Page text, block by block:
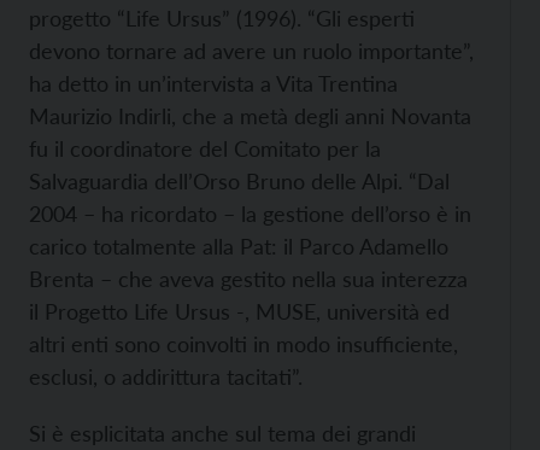
progetto “Life Ursus” (1996). “Gli esperti
devono tornare ad avere un ruolo importante”,
ha detto in un’intervista a Vita Trentina
Maurizio Indirli, che a metà degli anni Novanta
fu il coordinatore del Comitato per la
Salvaguardia dell’Orso Bruno delle Alpi. “Dal
2004 – ha ricordato – la gestione dell’orso è in
carico totalmente alla Pat: il Parco Adamello
Brenta – che aveva gestito nella sua interezza
il Progetto Life Ursus -, MUSE, università ed
altri enti sono coinvolti in modo insufficiente,
esclusi, o addirittura tacitati”.
Si è esplicitata anche sul tema dei grandi